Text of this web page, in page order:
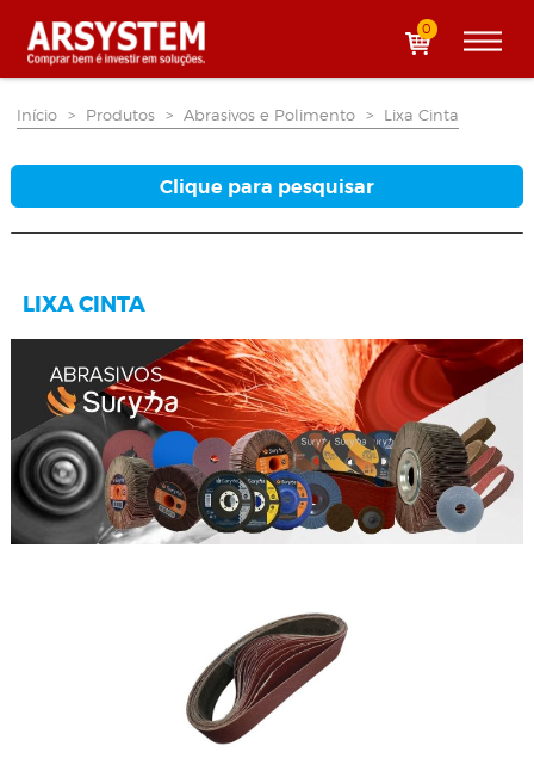
0
Início > Produtos > Abrasivos e Polimento > Lixa Cinta
Clique para pesquisar
LIXA CINTA